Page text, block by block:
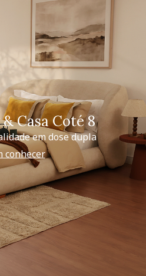
Casa Coté 8
em dose dupla
conhecer